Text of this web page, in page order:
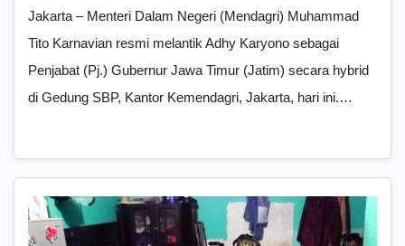
Jakarta – Menteri Dalam Negeri (Mendagri) Muhammad
Tito Karnavian resmi melantik Adhy Karyono sebagai
Penjabat (Pj.) Gubernur Jawa Timur (Jatim) secara hybrid
di Gedung SBP, Kantor Kemendagri, Jakarta, hari ini.…